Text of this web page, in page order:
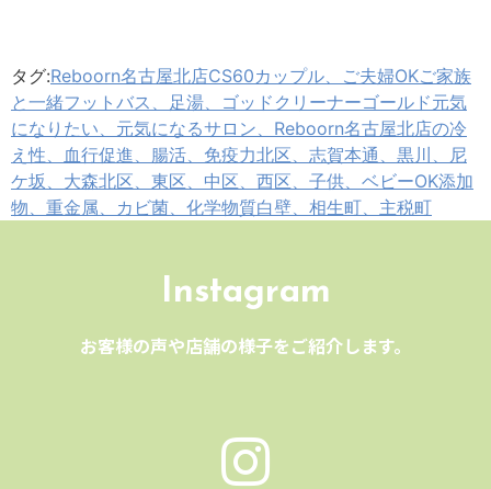
タグ:Reboorn名古屋北店CS60カップル、ご夫婦OKご家族
と一緒フットバス、足湯、ゴッドクリーナーゴールド元気
になりたい、元気になるサロン、Reboorn名古屋北店の冷
え性、血行促進、腸活、免疫力北区、志賀本通、黒川、尼
ケ坂、大森北区、東区、中区、西区、 子供、ベビーOK添加
物、重金属、カビ菌、化学物質白壁、相生町、主税町
Instagram
お客様の声や店舗の様子をご紹介します。